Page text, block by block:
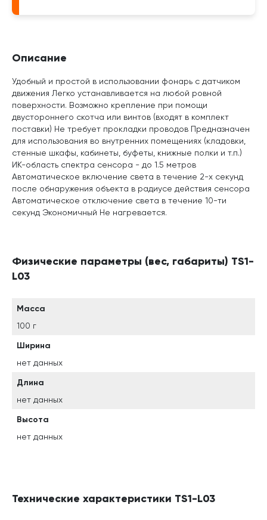
Описание
Удобный и простой в использовании фонарь с датчиком
движения Легко устанавливается на любой ровной
поверхности. Возможно крепление при помощи
двустороннего скотча или винтов (входят в комплект
поставки) Не требует прокладки проводов Предназначен
для использования во внутренних помещениях (кладовки,
стенные шкафы, кабинеты, буфеты, книжные полки и т.п.)
ИК-область спектра сенсора - до 1.5 метров
Автоматическое включение света в течение 2-х секунд
после обнаружения объекта в радиусе действия сенсора
Автоматическое отключение света в течение 10-ти
секунд Экономичный Не нагревается.
Физические параметры (вес, габариты) TS1-
L03
Масса
100 г
Ширина
нет данных
Длина
нет данных
Высота
нет данных
Технические характеристики TS1-L03